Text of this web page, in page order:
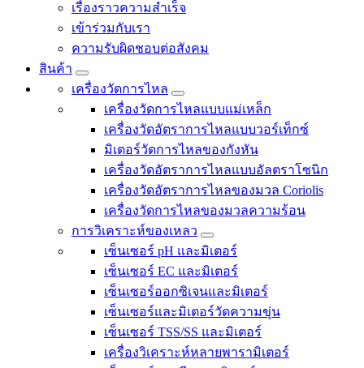
เรื่องราวความสำเร็จ
เข้าร่วมกับเรา
ความรับผิดชอบต่อสังคม
สินค้า
เครื่องวัดการไหล
เครื่องวัดการไหลแบบแม่เหล็ก
เครื่องวัดอัตราการไหลแบบวอร์เท็กซ์
มิเตอร์วัดการไหลของกังหัน
เครื่องวัดอัตราการไหลแบบอัลตราโซนิก
เครื่องวัดอัตราการไหลของมวล Coriolis
เครื่องวัดการไหลของมวลความร้อน
การวิเคราะห์ของเหลว
เซ็นเซอร์ pH และมิเตอร์
เซ็นเซอร์ EC และมิเตอร์
เซ็นเซอร์ออกซิเจนและมิเตอร์
เซ็นเซอร์และมิเตอร์วัดความขุ่น
เซ็นเซอร์ TSS/SS และมิเตอร์
เครื่องวิเคราะห์หลายพารามิเตอร์